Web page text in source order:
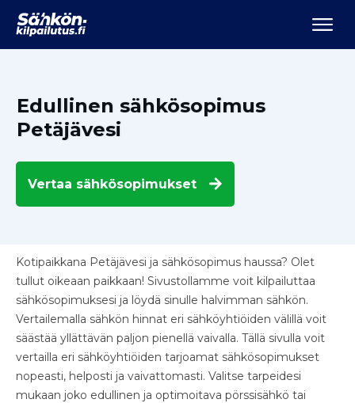
Edullinen sähkösopimus
Petäjävesi
Vertaa sähkösopimukset
Kotipaikkana Petäjävesi ja sähkösopimus haussa? Olet
tullut oikeaan paikkaan! Sivustollamme voit kilpailuttaa
sähkösopimuksesi ja löydä sinulle halvimman sähkön.
Vertailemalla sähkön hinnat eri sähköyhtiöiden välillä voit
säästää yllättävän paljon pienellä vaivalla. Tällä sivulla voit
vertailla eri sähköyhtiöiden tarjoamat sähkösopimukset
nopeasti, helposti ja vaivattomasti. Valitse tarpeidesi
mukaan joko edullinen ja optimoitava pörssisähkö tai